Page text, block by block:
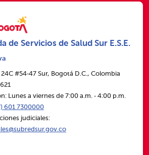
de Servicios de Salud Sur E.S.E.
#54‑47 Sur, Bogotá D.C., Colombia
Lunes a viernes de 7:00 a.m. ‑ 4:00 p.m.
601 7300000
judiciales: